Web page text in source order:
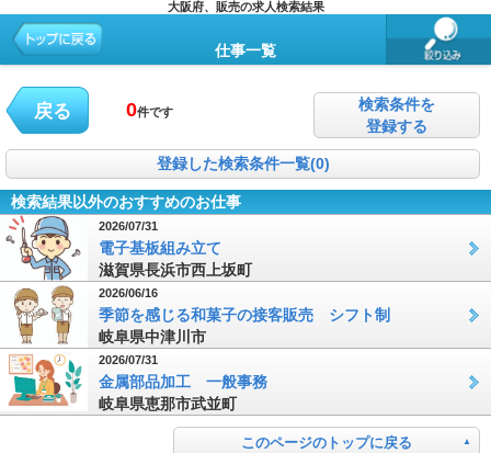
大阪府、販売の求人検索結果
仕事一覧
戻る 0件です
検索条件を
登録する
登録した検索条件一覧(0)
検索結果以外のおすすめのお仕事
2026/07/31
電子基板組み立て
滋賀県長浜市西上坂町
2026/06/16
季節を感じる和菓子の接客販売 シフト制
岐阜県中津川市
2026/07/31
金属部品加工 一般事務
岐阜県恵那市武並町
このページのトップに戻る